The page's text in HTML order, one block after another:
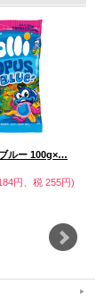
ルー 100g×…
円、税 255円)